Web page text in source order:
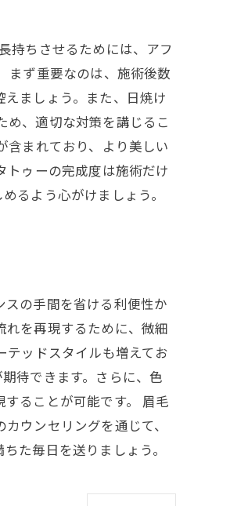
持ちさせるためには、アフ
まず重要なのは、施術後数
ましょう。また、日焼け
、適切な対策を講じるこ
含まれており、より美しい
トゥーの完成度は施術だけ
るよう心がけましょう。
の手間を省ける利便性か
を再現するために、微細
テッドスタイルも増えてお
待できます。さらに、色
ることが可能です。 眉毛
ウンセリングを通じて、
た毎日を送りましょう。